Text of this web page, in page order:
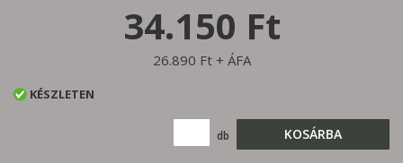
34.150 Ft
26.890 Ft + ÁFA
KÉSZLETEN
db KOSÁRBA